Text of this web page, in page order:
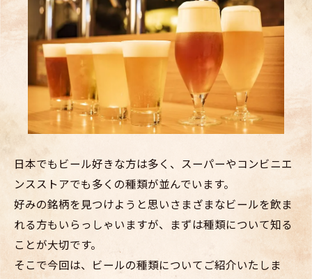
日本でもビール好きな方は多く、スーパーやコンビニエ
ンスストアでも多くの種類が並んでいます。
好みの銘柄を見つけようと思いさまざまなビールを飲ま
れる方もいらっしゃいますが、まずは種類について知る
ことが大切です。
そこで今回は、ビールの種類についてご紹介いたしま